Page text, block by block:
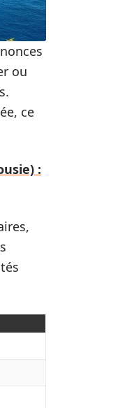
ou
ce
: